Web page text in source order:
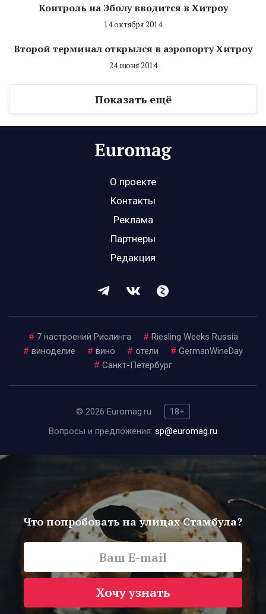
Контроль на Эболу вводится в Хитроу
14 октября 2014
Второй терминал открылся в аэропорту Хитроу
24 июня 2014
Показать ещё
О проекте
Контакты
Реклама
Партнеры
Редакция
# 7 настроений Рислинга # Riesling Weeks Russia
# виноделие # вино # отели # GermanWineDay
# Санкт-Петербург
© 2026 Euromag.ru
18+
Вопросы и предложения: sp@euromag.ru
Что попробовать на улицах Стамбула?
Хочу узнать